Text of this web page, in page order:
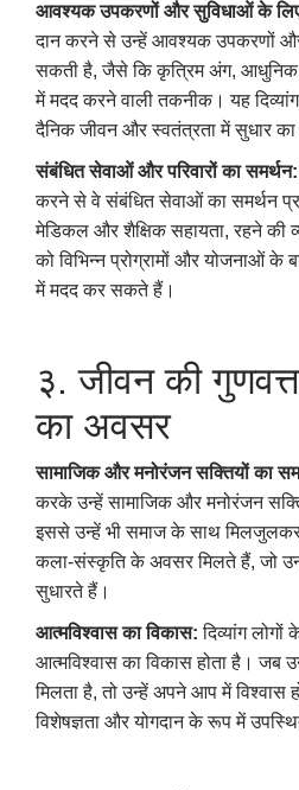
आवश्यक उपकरणों और सुविधाओं के
दान करने से उन्हें आवश्यक उपकरणों
सकती है, जैसे कि कृत्रिम अंग,
में मदद करने वाली तकनीक। यह
दैनिक जीवन और स्वतंत्रता में सुधार का
संबंधित सेवाओं और परिवारों का समर्थन:
करने से वे संबंधित सेवाओं का समर्थन
मेडिकल और शैक्षिक सहायता, रहने की
को विभिन्न प्रोग्रामों और योजनाओं के
में मदद कर सकते हैं।
३. जीवन की
का अवसर
सामाजिक और मनोरंजन सक्तियों का
करके उन्हें सामाजिक और मनोरंजन
इससे उन्हें भी समाज के साथ
कला-संस्कृति के अवसर मिलते हैं, जो
सुधारते हैं।
आत्मविश्वास का विकास: दिव्यांग
आत्मविश्वास का विकास होता है। जब
मिलता है, तो उन्हें अपने आप में विश्वास
विशेषज्ञता और योगदान के रूप में